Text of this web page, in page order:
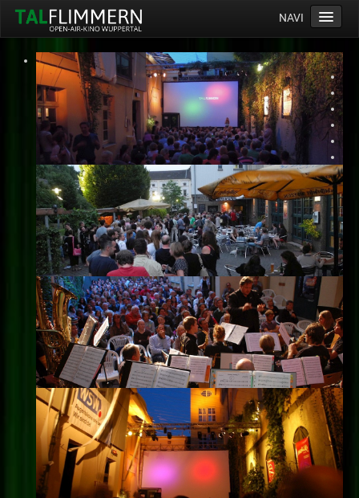
NAVI
Home
Programm
Service
Ticketinfos
Ort
Anreise
Wetter
Kinogutschein
Konzept
Archiv
Kontakt
Impressum
Datenschutz